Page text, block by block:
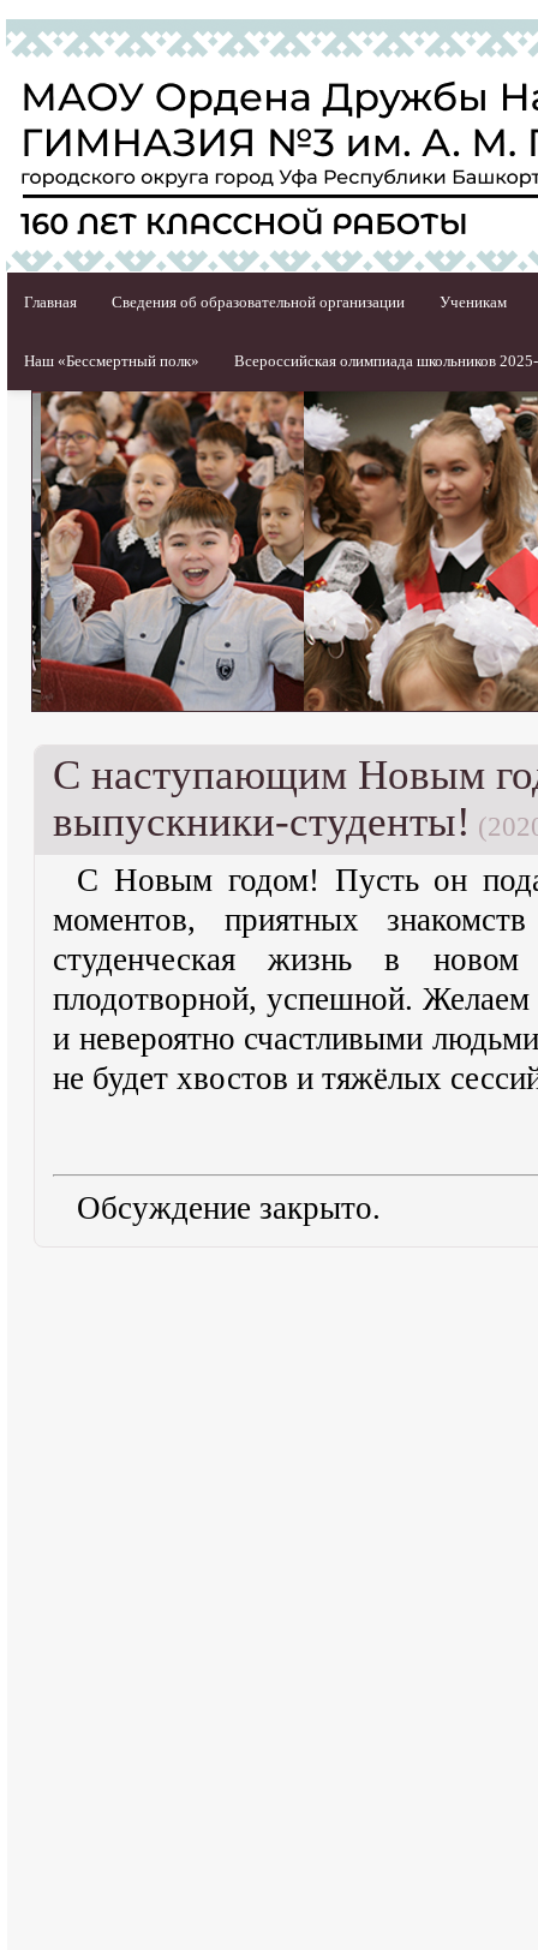
Главная Сведения об образовательной организации Ученикам
Наш «Бессмертный полк» Всероссийская олимпиада школьников
С наступающим Новым
выпускники-студенты!
С Новым годом! Пусть он
моментов, приятных
студенческая жизнь в
плодотворной, успешной.
и невероятно счастливыми
не будет хвостов и тяжёлых
Обсуждение закрыто.